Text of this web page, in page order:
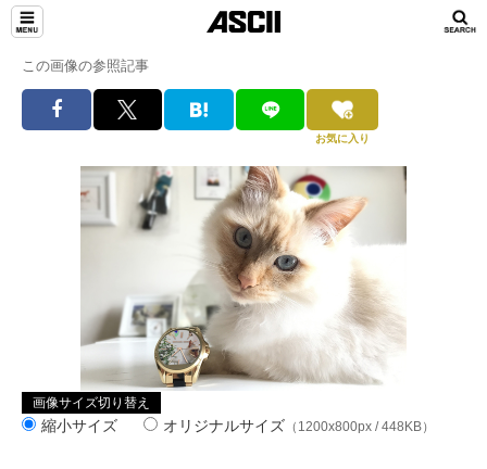
この画像の参照記事
お気に入り
画像サイズ切り替え
縮小サイズ オリジナルサイズ （1200x800px / 448KB）